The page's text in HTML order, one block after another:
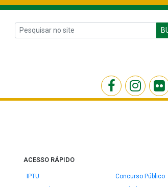
ACESSO RÁPIDO
IPTU
Concurso Público